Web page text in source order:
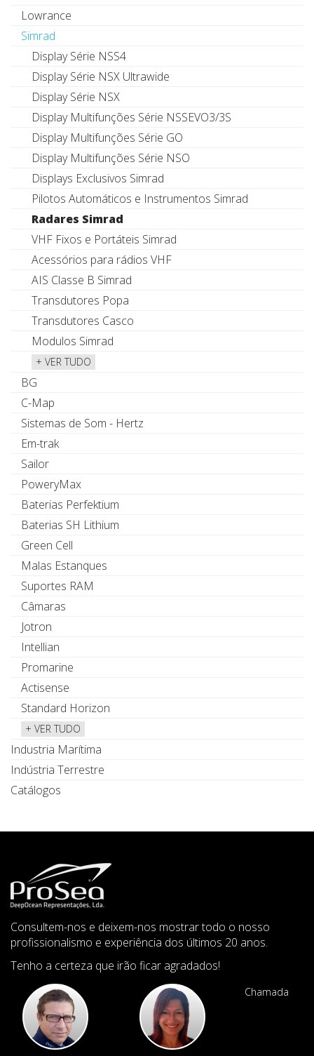
Lowrance
Simrad
Display Série NSS4
Display Série NSX Ultrawide
Display Série NSX
Display Multifunções Série NSSEVO3/3S
Display Multifunções Série GO
Display Multifunções Série NSO
Displays Exclusivos Simrad
Pilotos Automáticos e Instrumentos Simrad
Radares Simrad
VHF Fixos e Portáteis Simrad
Acessórios para rádios VHF
AIS Classe B Simrad
Transdutores Popa
Transdutores Casco
Modulos Simrad
+ VER TUDO
BG
C-Map
Sistemas de Som - Hertz
Em-trak
Sailor
PoweryMax
Baterias Perfektium
Baterias SH Lithium
Green Cell
Malas Estanques
Suportes RAM
Câmaras
Jotron
Intellian
Promarine
Actisense
Standard Horizon
+ VER TUDO
Industria Marítima
Indústria Terrestre
Catálogos
Consultem-nos e deixem-nos mostrar todo o nosso
profissionalismo e experiência dos últimos 20 anos.
Tenho a certeza que irão ficar agradados!
Chamada